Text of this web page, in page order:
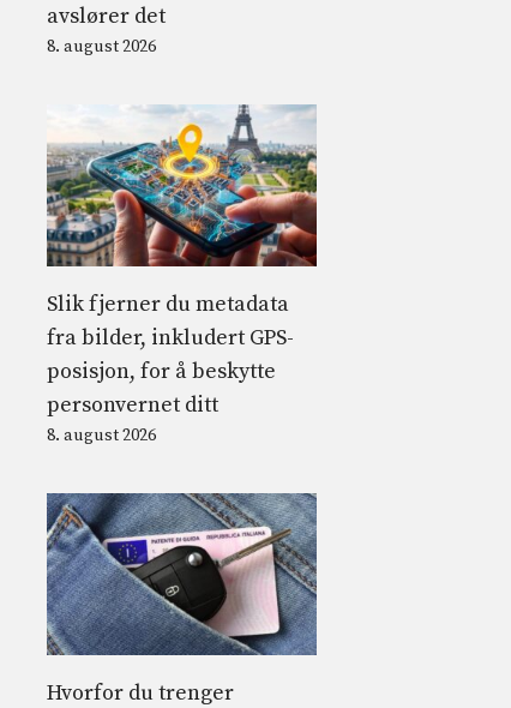
avslører det
8. august 2026
Slik fjerner du metadata
fra bilder, inkludert GPS-
posisjon, for å beskytte
personvernet ditt
8. august 2026
Hvorfor du trenger